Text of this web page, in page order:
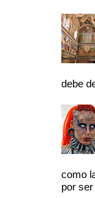
debe
como
por